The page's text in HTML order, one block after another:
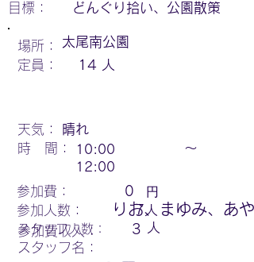
​目標： どんぐり拾い、公園散策
場所：
太尾南公園
定員：
14 人
天気：
晴れ
時 間：
10:00 〜
12:00
参加費： 0 円
参加人数：
スタッフ人数：
スタッフ名：
7
3
人
人
りお、まゆみ、あや
参加費収入：